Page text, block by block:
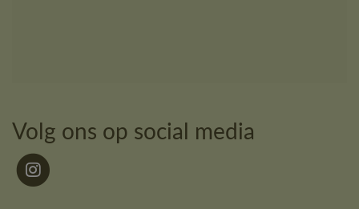
Volg ons op social media